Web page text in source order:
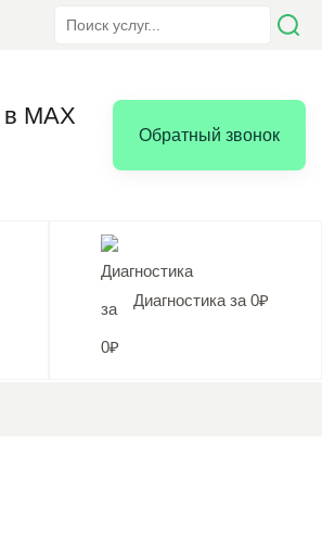
MAX
Обратный звонок
Диагностика за 0₽